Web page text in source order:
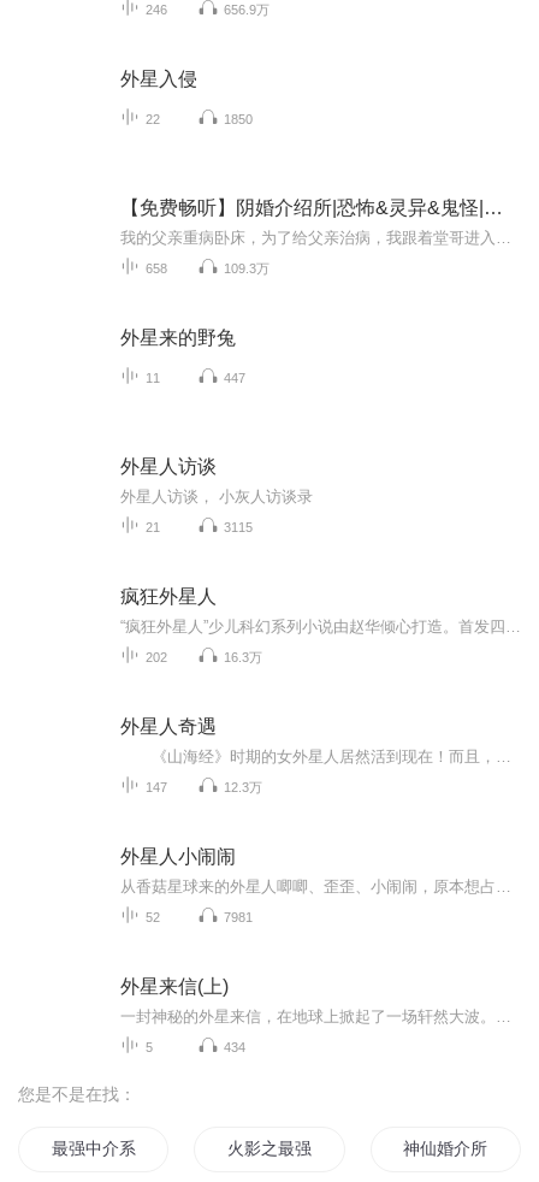
246 656.9万
外星入侵
22 1850
【免费畅听】阴婚介绍所|恐怖&灵异&鬼怪|阴婚保媒
658 109.3万
外星来的野兔
11 447
外星人访谈
外星人访谈， 小灰人访谈录
21 3115
疯狂外星人
202 16.3万
外星人奇遇
147 12.3万
外星人小闹闹
52 7981
外星来信(上)
5 434
您是不是在找：
最强中介系统 火影之最强古介 神仙婚介所